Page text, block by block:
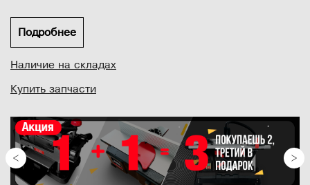
обзор полотна во время работы
Чугунные маховики и эргономичные ручки обеспечивают
Чугунный узел наклона поворота стола для максимальной
поддержки и устойчивости
отверстия для пылеудаления эф...
Подробнее
Наличие на складах
Купить запчасти